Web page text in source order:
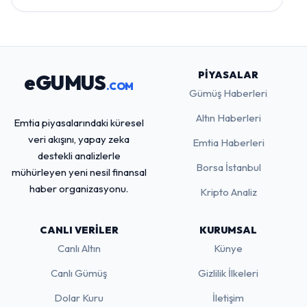
eGUMUS.COM
Emtia piyasalarındaki küresel
veri akışını, yapay zeka
destekli analizlerle
mühürleyen yeni nesil finansal
haber organizasyonu.
PIYASALAR
Gümüş Haberleri
Altın Haberleri
Emtia Haberleri
Borsa İstanbul
Kripto Analiz
CANLI VERILER
Canlı Altın
Canlı Gümüş
Dolar Kuru
KURUMSAL
Künye
Gizlilik İlkeleri
İletişim